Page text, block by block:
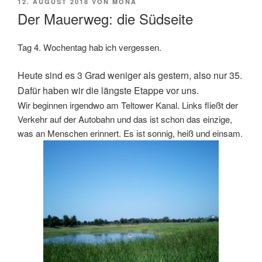
Der Mauerweg: die Südseite
Tag 4. Wochentag hab ich vergessen.
Heute sind es 3 Grad weniger als gestern, also nur 35.
Dafür haben wir die längste Etappe vor uns.
Wir beginnen irgendwo am Teltower Kanal. Links fließt der
Verkehr auf der Autobahn und das ist schon das einzige,
was an Menschen erinnert. Es ist sonnig, heiß und einsam.